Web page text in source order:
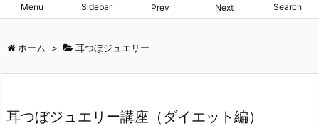
Menu Sidebar Prev Next Search
ホーム > 耳つぼジュエリー
耳つぼジュエリー講座（ダイエット編）